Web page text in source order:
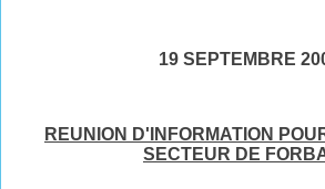
19 SEPTEMBRE
REUNION D'INFORMATION
SECTEUR DE